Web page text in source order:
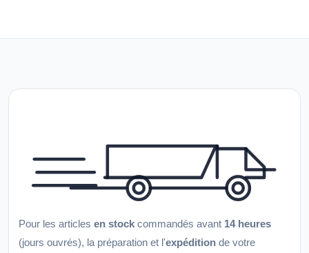
Pour les articles en stock commandés avant 14 heures
(jours ouvrés), la préparation et l'expédition de votre